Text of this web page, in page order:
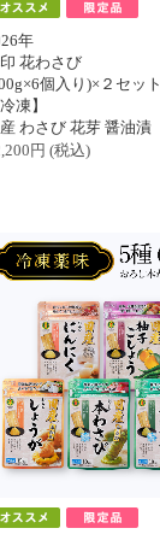
年
花わさび
個入り)×２セット
冷凍】
わさび 花芽 醤油漬
円 (税込)